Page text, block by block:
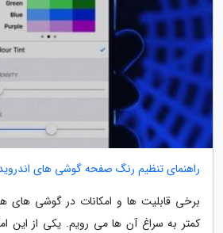
راهنمای تنظیم رنگ صفحه گوشی های
برخی قابلیت ها و امکانات در گوشی های
کمتر به سراغ آن ها می رویم. یکی از این